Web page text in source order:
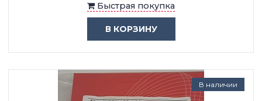
Быстрая покупка
В КОРЗИНУ
В наличии